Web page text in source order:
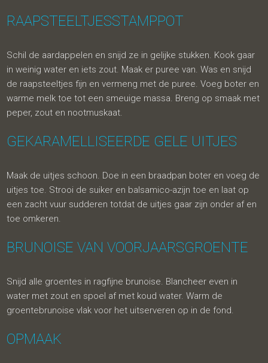
RAAPSTEELTJESSTAMPPOT
Schil de aardappelen en snijd ze in gelijke stukken. Kook gaar
in weinig water en iets zout. Maak er puree van. Was en snijd
de raapsteeltjes fijn en vermeng met de puree. Voeg boter en
warme melk toe tot een smeuige massa. Breng op smaak met
peper, zout en nootmuskaat.
GEKARAMELLISEERDE GELE UITJES
Maak de uitjes schoon. Doe in een braadpan boter en voeg de
uitjes toe. Strooi de suiker en balsamico-azijn toe en laat op
een zacht vuur sudderen totdat de uitjes gaar zijn onder af en
toe omkeren.
BRUNOISE VAN VOORJAARSGROENTE
Snijd alle groentes in ragfijne brunoise. Blancheer even in
water met zout en spoel af met koud water. Warm de
groentebrunoise vlak voor het uitserveren op in de fond.
OPMAAK